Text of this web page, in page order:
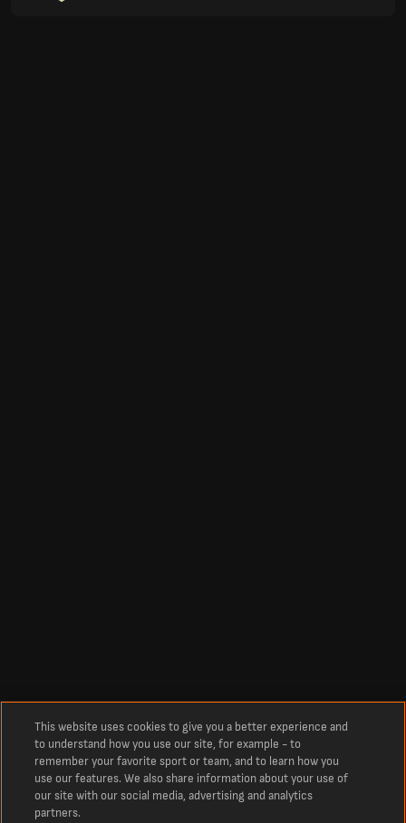
This website uses cookies to give you a better experience and
to understand how you use our site, for example - to
remember your favorite sport or team, and to learn how you
use our features. We also share information about your use of
our site with our social media, advertising and analytics
partners.